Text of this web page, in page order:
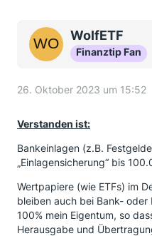
WolfETF
Finanztip Fan
26. Oktober 2023 um 15:52
Verstanden ist:
Bankeinlagen (z.B.
„Einlagensicherung“ bis
Wertpapiere (wie ETFs) im
bleiben auch bei Bank-
100% mein Eigentum, so
Herausgabe und